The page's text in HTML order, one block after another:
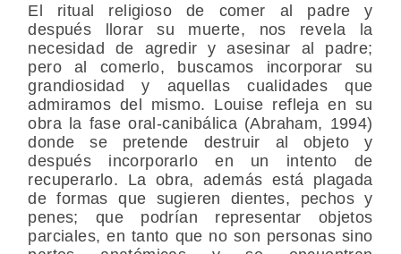
El ritual religioso de comer al padre y
después llorar su muerte, nos revela la
necesidad de agredir y asesinar al padre;
pero al comerlo, buscamos incorporar su
grandiosidad y aquellas cualidades que
admiramos del mismo. Louise refleja en su
obra la fase oral-canibálica (Abraham, 1994)
donde se pretende destruir al objeto y
después incorporarlo en un intento de
recuperarlo. La obra, además está plagada
de formas que sugieren dientes, pechos y
penes; que podrían representar objetos
parciales, en tanto que no son personas sino